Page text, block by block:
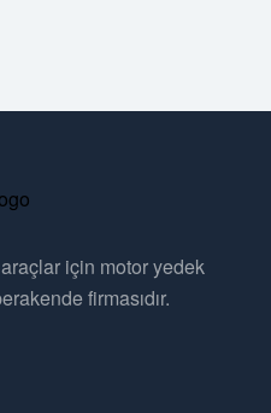
için motor yedek
firmasıdır.